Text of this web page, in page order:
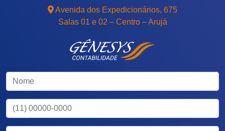
Avenida dos Expedicionários, 675
Salas 01 e 02 – Centro – Arujá